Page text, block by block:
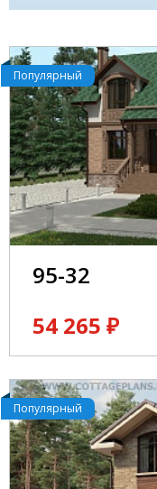
сегодня!
Популярный
95-32
54 265 ₽
Популярный